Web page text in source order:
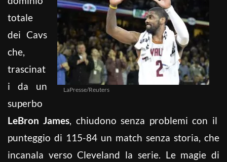
LaPresse/Reuters
totale
dei Cavs
che,
trascinat
i da un
superbo
LeBron James, chiudono senza problemi con il
punteggio di 115-84 un match senza storia, che
incanala verso Cleveland la serie. Le magie di